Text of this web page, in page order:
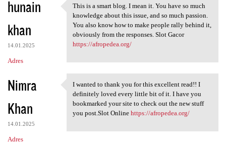
hunain
khan
14.01.2025
Adres
This is a smart blog. I mean
This is a smart blog. I mean it. You have so much
knowledge about this issue, and so much passion.
You also know how to make people rally behind it,
obviously from the responses. Slot Gacor
https://afropedea.org/
Nimra
Khan
14.01.2025
Adres
I wanted to thank you for
I wanted to thank you for this excellent read!! I
definitely loved every little bit of it. I have you
bookmarked your site to check out the new stuff
you post.Slot Online https://afropedea.org/